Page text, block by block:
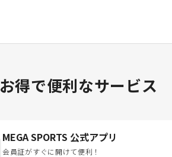
お得で便利なサービス
MEGA SPORTS 公式アプリ
会員証がすぐに開けて便利！